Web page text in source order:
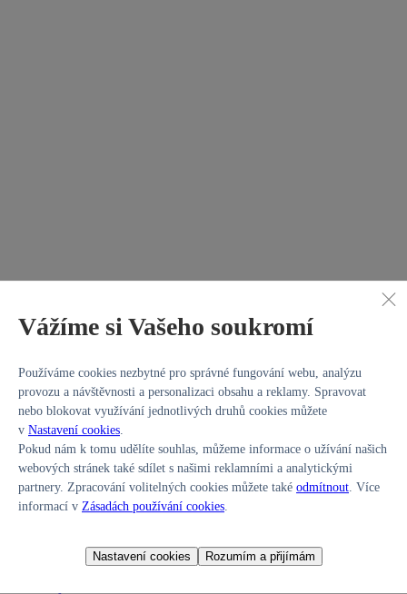
nebo vyhledávejte v nabídce ostatních autorizovaných prodejců
Hyundai Promise.
Vyhledat vůz
Koupě vozu
Prodej vozu
Flexibilní financování
Prodloužená záruka
Vážíme si Vašeho soukromí
Používáme cookies nezbytné pro správné fungování webu, analýzu
provozu a návštěvnosti a personalizaci obsahu a reklamy. Spravovat
nebo blokovat využívání jednotlivých druhů cookies můžete
v Nastavení cookies
Pokud nám k tomu udělíte souhlas, můžeme informace o užívání našich
webových stránek také sdílet s našimi reklamními a analytickými
partnery. Zpracování volitelných cookies můžete také odmítnout . Více
informací v Zásadách používání cookies
Nastavení cookies Rozumím a přijímám